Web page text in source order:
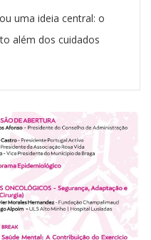
uma ideia central: o
além dos cuidados